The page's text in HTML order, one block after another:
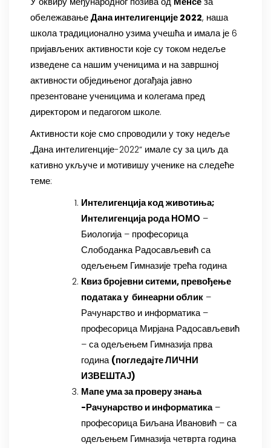
обележавање Дана интелигенције 2022, наша
школа традиционално узима учешћа и имала је 6
пријављених активности које су током недеље
изведене са нашим ученицима и на завршној
активности обједињеног догађаја јавно
презентоване ученицима и колегама пред
директором и педагогом школе.
Активности које смо спроводили у току недеље
„Дана интелигенције-2022“ имале су за циљ да
кативно укључе и мотивишу ученике на следеће
теме:
Интелигенција код животиња;
Интелигенција рода НОМО –
Биологија – професорица
Слободанка Радосављевић са
одељењем Гимназије трећа година
Квиз бројевни ситеми, превођење
података у бинеарни облик–
Рачунарство и информатика –
професорица Мирјана Радосављевић
– са одељењем Гимназија прва
година (погледајте ЛИЧНИ
ИЗВЕШТАЈ)
Мапе ума за проверу знања
-Рачунарство и информатика–
професорица Биљана Ивановић – са
одељењем Гимназија четврта година